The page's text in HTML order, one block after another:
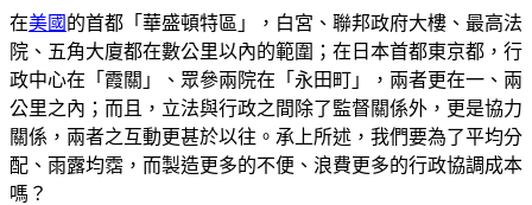
在美國 的首都「華盛頓特區」，白宮、聯邦政府大樓、最高法
院、五角大廈都在數公里以內的範圍；在日本首都東京都，行
政中心在「霞關」、眾參兩院在「永田町」，兩者更在一、兩
公里之內；而且，立法與行政之間除了監督關係外，更是協力
關係，兩者之互動更甚於以往。承上所述，我們要為了平均分
配、雨露均霑，而製造更多的不便、浪費更多的行政協調成本
嗎？